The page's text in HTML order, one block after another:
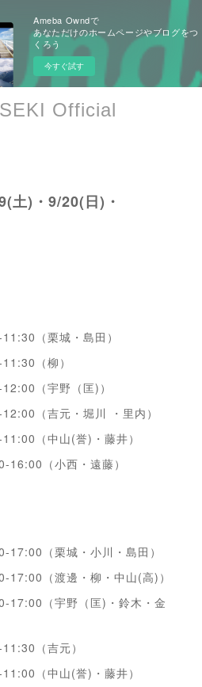
Ameba Owndで
あなただけのホームページやブログをつ
くろう
今すぐ試す
Official
土)・9/20(日)・
（栗城・島田）
（柳）
（宇野（匡)）
（吉元・堀川 ・里内）
（中山(誉)・藤井）
（小西・遠藤）
（栗城・小川・島田）
（渡邊・柳・中山(高)）
（宇野（匡)・鈴木・金
（吉元）
（中山(誉)・藤井）